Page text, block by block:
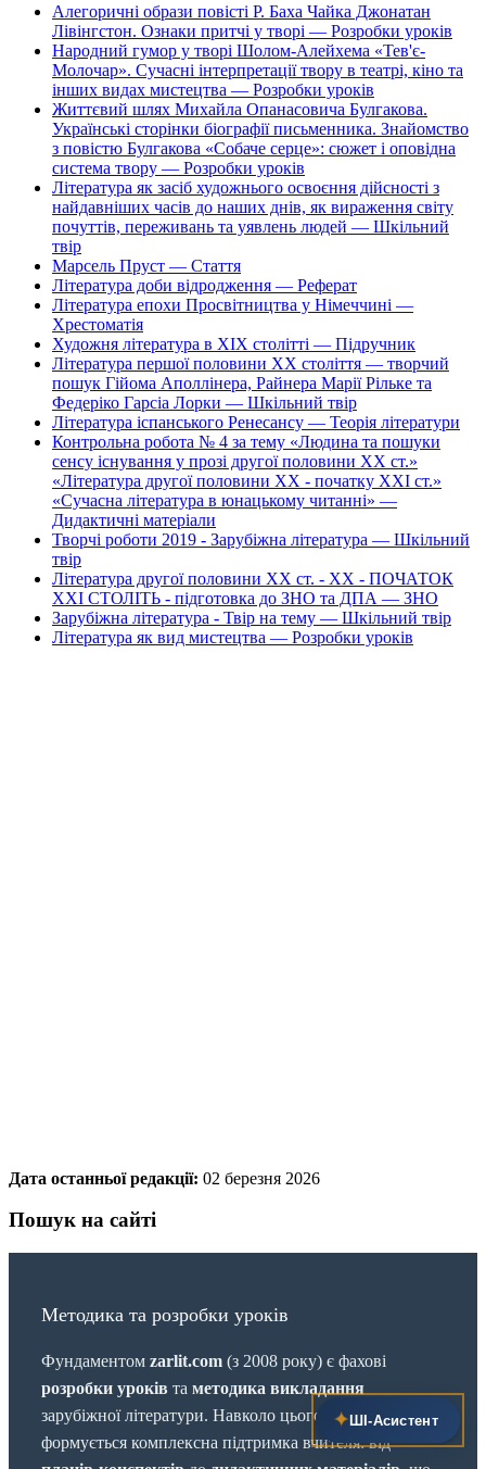
Алегоричні образи повісті Р. Баха Чайка Джонатан
Лівінгстон. Ознаки притчі у творі — Розробки уроків
Народний гумор у творі Шолом-Алейхема «Тев'є-
Молочар». Сучасні інтерпретації твору в театрі, кіно та
інших видах мистецтва — Розробки уроків
Життєвий шлях Михайла Опанасовича Булгакова.
Українські сторінки біографії письменника. Знайомство
з повістю Булгакова «Собаче серце»: сюжет і оповідна
система твору — Розробки уроків
Література як засіб художнього освоєння дійсності з
найдавніших часів до наших днів, як вираження світу
почуттів, переживань та уявлень людей — Шкільний
твір
Марсель Пруст — Стаття
Література доби відродження — Реферат
Література епохи Просвітництва у Німеччині —
Хрестоматія
Художня література в ХІХ столітті — Підручник
Література першої половини XX століття — творчий
пошук Гійома Аполлінера, Райнера Марії Рільке та
Федеріко Гарсіа Лорки — Шкільний твір
Література іспанського Ренесансу — Теорія літератури
Контрольна робота № 4 за тему «Людина та пошуки
сенсу існування у прозі другої половини ХХ ст.»
«Література другої половини ХХ - початку ХХІ ст.»
«Сучасна література в юнацькому читанні» —
Дидактичні матеріали
Творчі роботи 2019 - Зарубіжна література — Шкільний
твір
Література другої половини XX ст. - XX - ПОЧАТОК
XXI СТОЛІТЬ - підготовка до ЗНО та ДПА — ЗНО
Зарубіжна література - Твір на тему — Шкільний твір
Література як вид мистецтва — Розробки уроків
Дата останньої редакції: 02 березня 2026
Пошук на сайті
Методика та розробки уроків
Фундаментом zarlit.com (з 2008 року) є фахові
розробки уроків та методика викладання
зарубіжної літератури. Навколо цього базису
формується комплексна підтримка вчителя: від
✦ШІ‑Асистент